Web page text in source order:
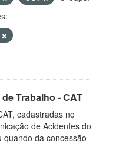
Trabalho - CAT
cadastradas no
de Acidentes do
quando da concessão